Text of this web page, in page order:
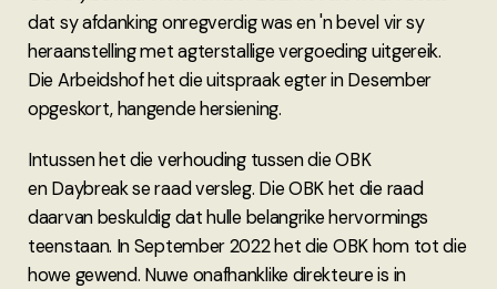
dat sy afdanking onregverdig was en 'n bevel vir sy
heraanstelling met agterstallige vergoeding uitgereik.
Die Arbeidshof het die uitspraak egter in Desember
opgeskort, hangende hersiening.
Intussen het die verhouding tussen die OBK
en Daybreak se raad versleg. Die OBK het die raad
daarvan beskuldig dat hulle belangrike hervormings
teenstaan. In September 2022 het die OBK hom tot die
howe gewend. Nuwe onafhanklike direkteure is in